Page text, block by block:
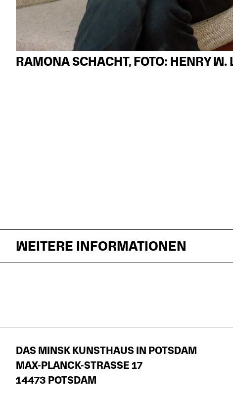
RAMONA SCHACHT, FOTO: HENRY W.
WEITERE INFORMATIONEN
DAS MINSK KUNSTHAUS IN POTSDAM
MAX-PLANCK-STRASSE 17
14473 POTSDAM